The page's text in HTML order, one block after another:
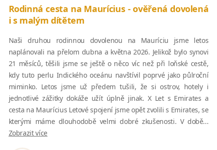
Rodinná cesta na Maurícius - ověřená dovolená
i s malým dítětem
Naši druhou rodinnou dovolenou na Mauríciu jsme letos
naplánovali na přelom dubna a května 2026. Jelikož bylo synovi
21 měsíců, těšili jsme se ještě o něco víc než při loňské cestě,
kdy tuto perlu Indického oceánu navštívil poprvé jako půlroční
miminko. Letos jsme už předem tušili, že si ostrov, hotely i
jednotlivé zážitky dokáže užít úplně jinak. X Let s Emirates a
cesta na Maurícius Letové spojení jsme opět zvolili s Emirates, se
kterými máme dlouhodobě velmi dobré zkušenosti. V době...
Zobrazit více